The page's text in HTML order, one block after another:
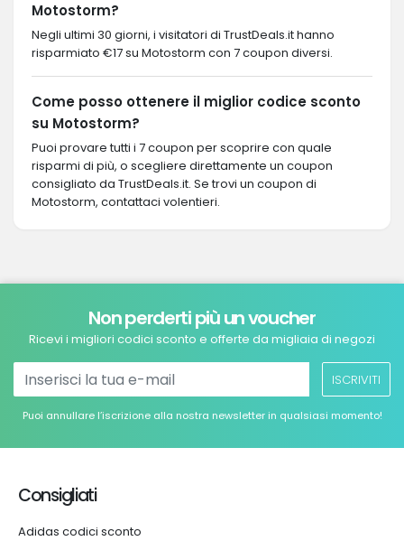
Motostorm?
Negli ultimi 30 giorni, i visitatori di TrustDeals.it hanno
risparmiato €17 su Motostorm con 7 coupon diversi.
Come posso ottenere il miglior codice sconto
su Motostorm?
Puoi provare tutti i 7 coupon per scoprire con quale
risparmi di più, o scegliere direttamente un coupon
consigliato da TrustDeals.it. Se trovi un coupon di
Motostorm, contattaci volentieri.
Non perderti più un voucher
Ricevi i migliori codici sconto e offerte da migliaia di negozi
ISCRIVITI
Puoi annullare l’iscrizione alla nostra newsletter in qualsiasi momento!
Consigliati
Adidas codici sconto